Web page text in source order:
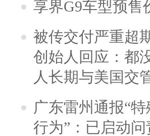
享界G9车型预售
被传交付严重超
创始人回应：都
人长期与美国交
广东雷州通报“
行为”：已启动